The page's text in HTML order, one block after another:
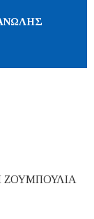
ΖΟΥΜΠΟΥΛΙΑ